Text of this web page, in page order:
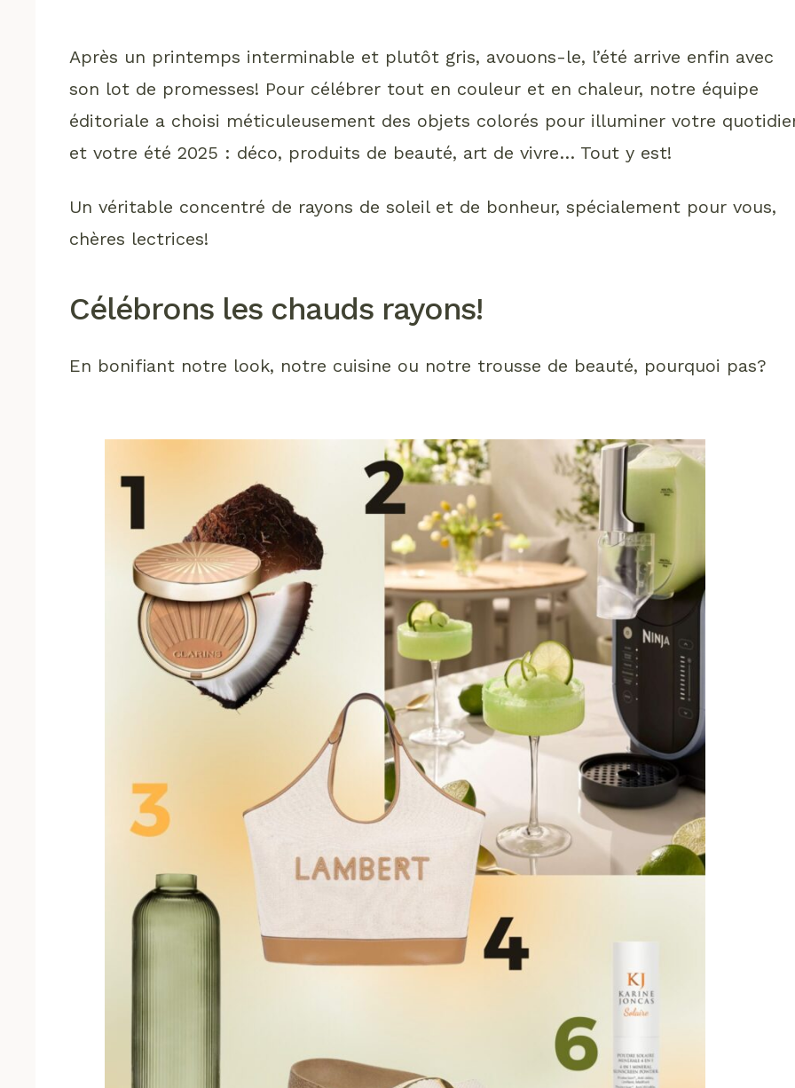
Après un printemps interminable et plutôt gris, avouons-le, l’été arrive enfin avec
son lot de promesses! Pour célébrer tout en couleur et en chaleur, notre équipe
éditoriale a choisi méticuleusement des objets colorés pour illuminer votre
et votre été 2025 : déco, produits de beauté, art de vivre… Tout y est!
Un véritable concentré de rayons de soleil et de bonheur, spécialement pour vous,
chères lectrices!
Célébrons les chauds rayons!
En bonifiant notre look, notre cuisine ou notre trousse de beauté, pourquoi pas?